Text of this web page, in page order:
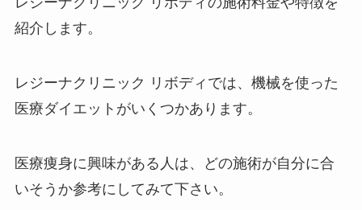
紹介します。
レジーナクリニック リボディでは、機械を使った
医療ダイエットがいくつかあります。
医療痩身に興味がある人は、どの施術が自分に合
いそうか参考にしてみて下さい。